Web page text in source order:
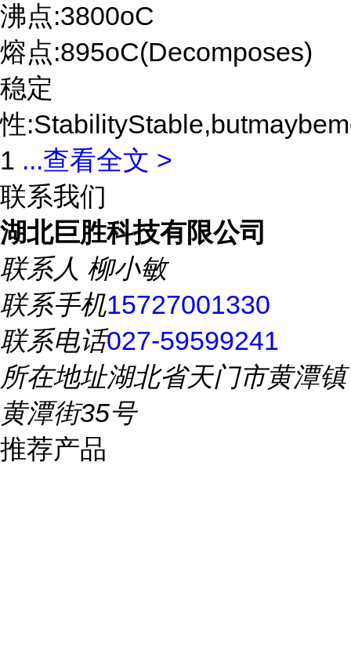
沸点:3800oC
熔点:895oC(Decomposes)
稳定
性
1 ...查看全文 >
联系我们
湖北巨胜科技有限公司
联系人 柳小敏
联系手机15727001330
联系电话027-59599241
所在地址湖北省天门市黄潭镇
黄潭街35号
推荐产品